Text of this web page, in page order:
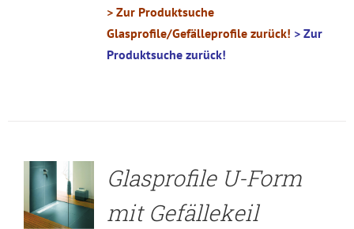
> Zur Produktsuche
Glasprofile/Gefälleprofile zurück! > Zur
Produktsuche zurück!
Glasprofile U-Form
mit Gefällekeil